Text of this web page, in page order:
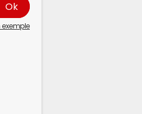
exemple